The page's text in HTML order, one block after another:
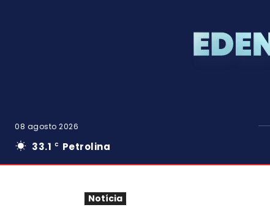
08 agosto 2026
33.1 C Petrolina
Notícia